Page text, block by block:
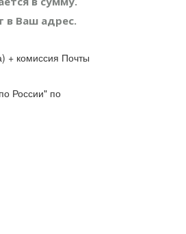
в Ваш адрес.
+ комиссия Почты
России" по